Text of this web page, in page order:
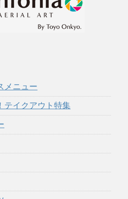
メニュー
テイクアウト特集